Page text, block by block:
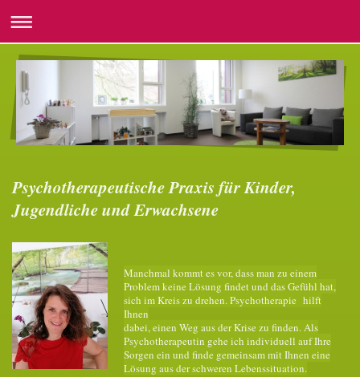
Psychotherapeutische Praxis für Kinder,
Jugendliche und Erwachsene
Manchmal kommt es vor, dass man zu einem
Problem keine Lösung findet und das Gefühl hat,
sich im Kreis zu drehen. Psychotherapie hilft
Ihnen
dabei, einen Weg aus der Krise zu finden. Als
Psychotherapeutin gehe ich individuell auf Ihre
Sorgen ein und finde gemeinsam mit Ihnen eine
Lösung aus der schweren Lebenssituation.